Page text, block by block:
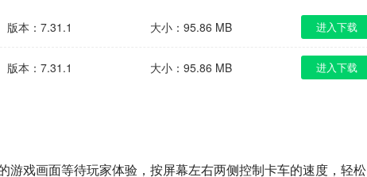
版本：7.31.1 大小：95.86 MB 进入下载
版本：7.31.1 大小：95.86 MB 进入下载
游戏画面等待玩家体验，按屏幕左右两侧控制卡车的速度，轻松